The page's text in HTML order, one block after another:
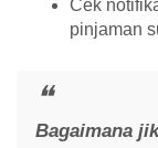
Cek
pinjaman
Bagaimana